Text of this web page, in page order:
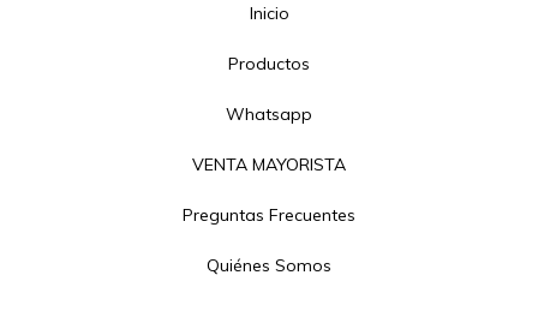
Inicio
Productos
Whatsapp
VENTA MAYORISTA
Preguntas Frecuentes
Quiénes Somos